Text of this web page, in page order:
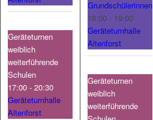
Grundschülerinnen
16:00 - 19:00
Geräteturnhalle
Altenforst
Geräteturnen
weiblich
weiterführende
Geräteturnen
weiblich
weiterführende
Schulen
17:00 - 20:30
Geräteturnhalle
Altenforst